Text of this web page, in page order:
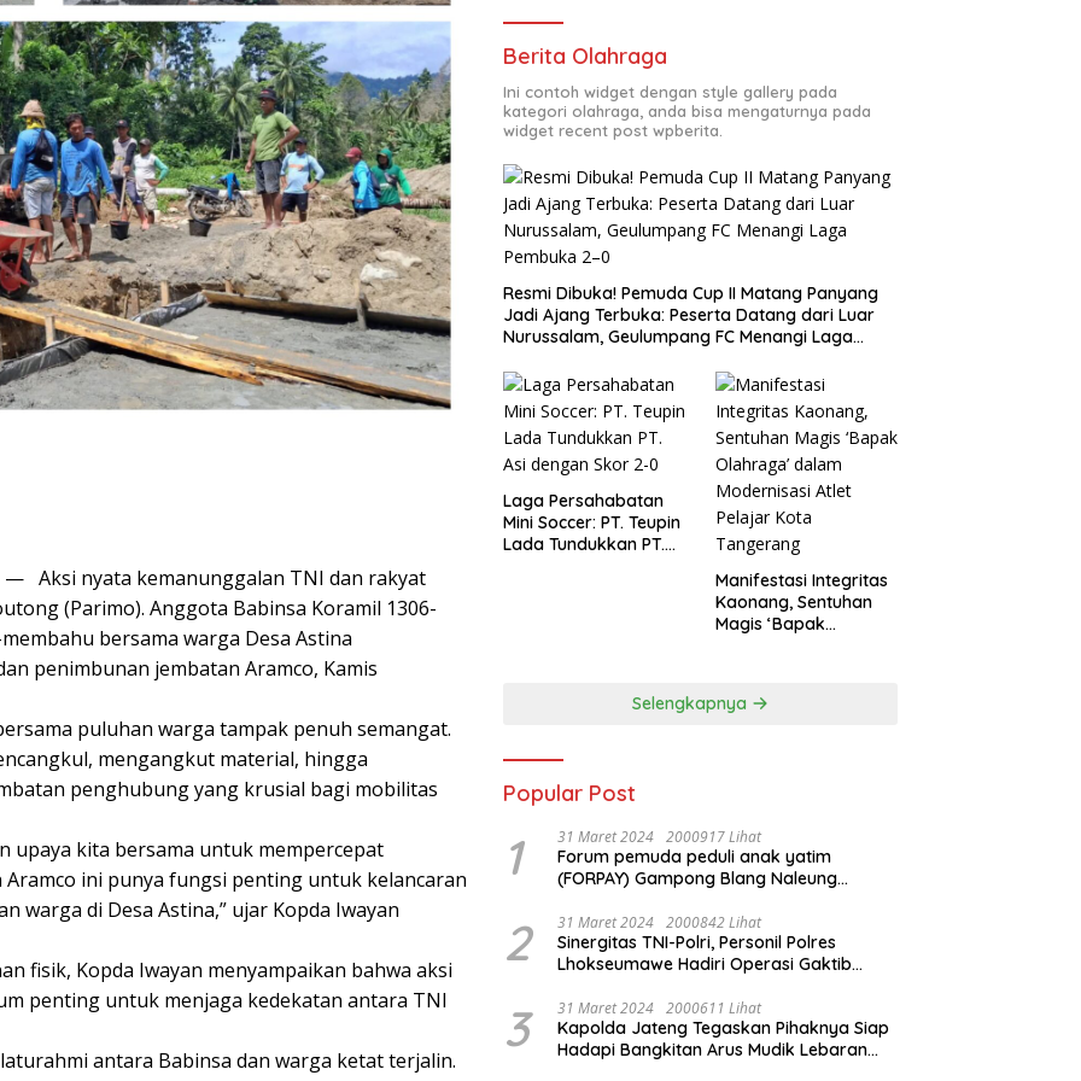
— Aksi nyata kemanunggalan TNI dan rakyat
(Parimo). Anggota Babinsa Koramil 1306-
bersama warga Desa Astina
penimbunan jembatan Aramco, Kamis
puluhan warga tampak penuh semangat.
mengangkut material, hingga
penghubung yang krusial bagi mobilitas
upaya kita bersama untuk mempercepat
ini punya fungsi penting untuk kelancaran
warga di Desa Astina,” ujar Kopda Iwayan
fisik, Kopda Iwayan menyampaikan bahwa aksi
penting untuk menjaga kedekatan antara TNI
antara Babinsa dan warga ketat terjalin.
Berita Olahraga
Ini contoh widget dengan style gallery pada
kategori olahraga, anda bisa mengaturnya pada
widget recent post wpberita.
Resmi Dibuka! Pemuda Cup II Matang Panyang
Jadi Ajang Terbuka: Peserta Datang dari Luar
Nurussalam, Geulumpang FC Menangi Laga
Laga Persahabatan
Mini Soccer: PT. Teupin
Lada Tundukkan PT.
Manifestasi Integritas
Kaonang, Sentuhan
Magis ‘Bapak
Tangerang
Selengkapnya
Popular Post
1 31 Maret 2024 2000917 Lihat
Forum pemuda peduli anak yatim
(FORPAY) Gampong Blang Naleung
Santunan Yatim-Piatu
2 31 Maret 2024 2000842 Lihat
Sinergitas TNI-Polri, Personil Polres
Lhokseumawe Hadiri Operasi Gaktib
Wira Rencong
3 31 Maret 2024 2000611 Lihat
Kapolda Jateng Tegaskan Pihaknya Siap
Hadapi Bangkitan Arus Mudik Lebaran